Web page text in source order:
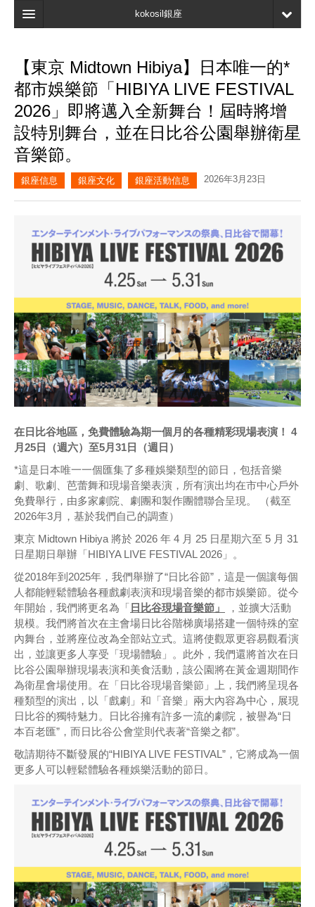
kokosil銀座
搜索
最新信息
口碑
我的頁面
書簽
【東京 Midtown Hibiya】日本唯一的*
都市娛樂節「HIBIYA LIVE FESTIVAL
2026」即將邁入全新舞台！屆時將增
設特別舞台，並在日比谷公園舉辦衛星
音樂節。
銀座信息 銀座文化 銀座活動信息 2026年3月23日
在日比谷地區，免費體驗為期一個月的各種精彩現場表演！ 4
月25日（週六）至5月31日（週日）
*這是日本唯一一個匯集了多種娛樂類型的節日，包括音樂
劇、歌劇、芭蕾舞和現場音樂表演，所有演出均在市中心戶外
免費舉行，由多家劇院、劇團和製作團體聯合呈現。 （截至
2026年3月，基於我們自己的調查）
東京 Midtown Hibiya 將於 2026 年 4 月 25 日星期六至 5 月 31
日星期日舉辦「HIBIYA LIVE FESTIVAL 2026」。
從2018年到2025年，我們舉辦了“日比谷節”，這是一個讓每個
人都能輕鬆體驗各種戲劇表演和現場音樂的都市娛樂節。從今
年開始，我們將更名為「 日比谷現場音樂節」
，並擴大活動
規模。我們將首次在主會場日比谷階梯廣場搭建一個特殊的室
內舞台，並將座位改為全部站立式。這將使觀眾更容易觀看演
出，並讓更多人享受「現場體驗」。此外，我們還將首次在日
比谷公園舉辦現場表演和美食活動，該公園將在黃金週期間作
為衛星會場使用。在「日比谷現場音樂節」上，我們將呈現各
種類型的演出，以「戲劇」和「音樂」兩大內容為中心，展現
日比谷的獨特魅力。日比谷擁有許多一流的劇院，被譽為“日
本百老匯”，而日比谷公會堂則代表著“音樂之都”。
敬請期待不斷發展的“HIBIYA LIVE FESTIVAL”，它將成為一個
更多人可以輕鬆體驗各種娛樂活動的節日。